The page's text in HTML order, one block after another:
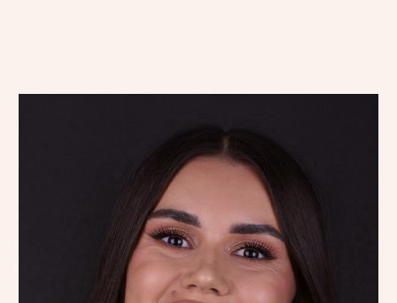
Елена Долгова
изменения: лечение кариеса и каналов,
удаление зубов, установка имплантов
и коронк на винирах. Теперь наша
клиентка счастливый обладатель
красивой и здоровой улыбки.
Процесс преображения:
// Лечение кариесов и каналов
// Установка имплантов
// Установка коронок на импланты
// Установка керамических виниров E.max
Команда специалистов:
Наре Петроясн, Лилит Петросян, Вероника